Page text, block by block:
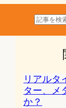
検
索
リアルタ
ター、メ
か？